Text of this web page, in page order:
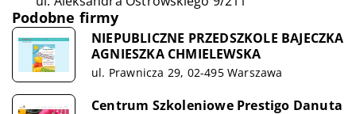
Podobne firmy
NIEPUBLICZNE PRZEDSZKOLE BAJECZKA
AGNIESZKA CHMIELEWSKA
ul. Prawnicza 29, 02-495 Warszawa
Centrum Szkoleniowe Prestigo Danuta